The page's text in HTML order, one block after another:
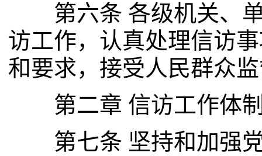
第六条 各级机关、单
访工作，认真处理信访
和要求，接受人民群众
第二章 信访工作体
第七条 坚持和加强党